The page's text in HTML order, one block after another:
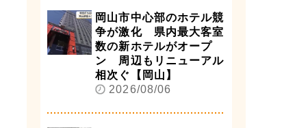
岡山市中心部のホテル競
争が激化 県内最大客室
数の新ホテルがオープ
ン 周辺もリニューアル
相次ぐ【岡山】
2026/08/06